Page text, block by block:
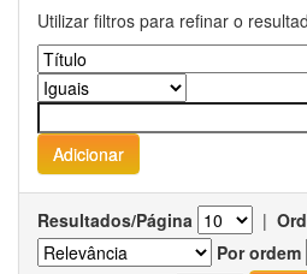
Utilizar filtros para refinar o
Resultados/Página |
Por ordem